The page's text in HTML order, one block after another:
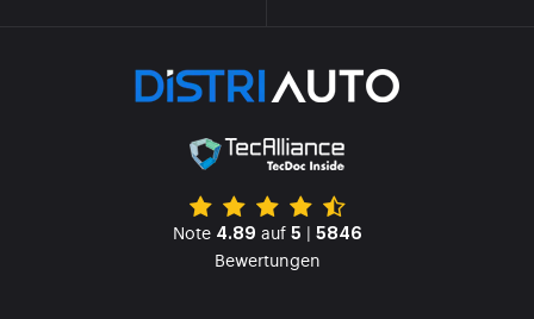
Note 4.89 auf 5 | 5846
Bewertungen